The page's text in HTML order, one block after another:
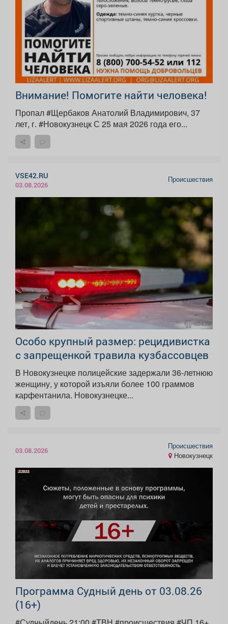
Внимание! Помогите найти человека!
Пропал #Щербаков Анатолий Владимирович, 37
лет, г. #Новокузнецк С 25 мая 2026 года его...
VSE42.RU
03.08.2026
Происшествия
Особо крупный размер: рецидивистка
с запрещенкой травила кузбассовцев
В Новокузнецке полицейские задержали 36-летнюю
женщину, у которой изъяли более 100 граммов
карфентанила. Новокузнецке...
03.08.2026
Происшествия
Новокузнецк
Программа Судный день от 03.08.26
(16+)